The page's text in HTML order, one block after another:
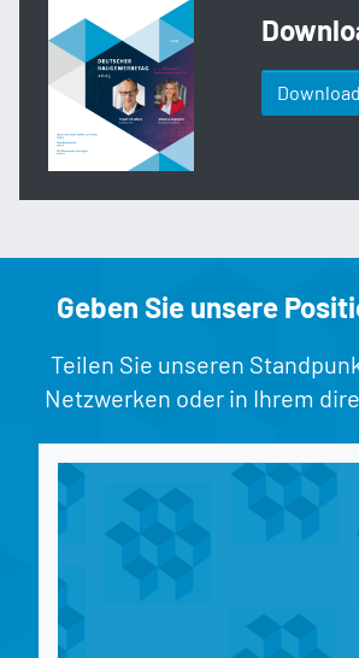
Geben Sie unsere
Teilen Sie unseren
Netzwerken oder in Ihrem